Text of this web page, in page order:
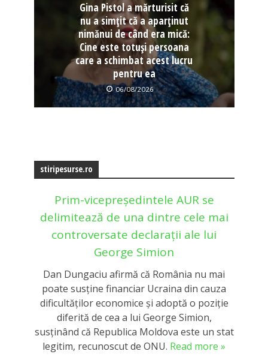
Gina Pistol a mărturisit că
nu a simțit că a aparținut
nimănui de când era mică:
Cine este totuși persoana
care a schimbat acest lucru
pentru ea
06/08/2026
stiripesurse.ro
Prim-vicepreședintele AUR se
delimitează de una dintre cele mai
controversate declarații ale lui
George Simion
Dan Dungaciu afirmă că România nu mai
poate susține financiar Ucraina din cauza
dificultăților economice și adoptă o poziție
diferită de cea a lui George Simion,
susținând că Republica Moldova este un stat
legitim, recunoscut de ONU. Read more »